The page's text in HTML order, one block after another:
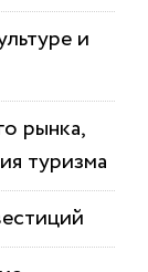
и
рынка,
туризма